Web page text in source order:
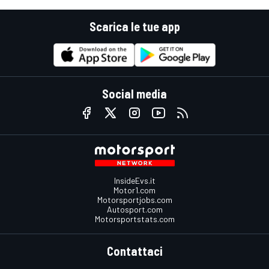
Scarica le tue app
Social media
InsideEvs.it
Motor1.com
Motorsportjobs.com
Autosport.com
Motorsportstats.com
Contattaci